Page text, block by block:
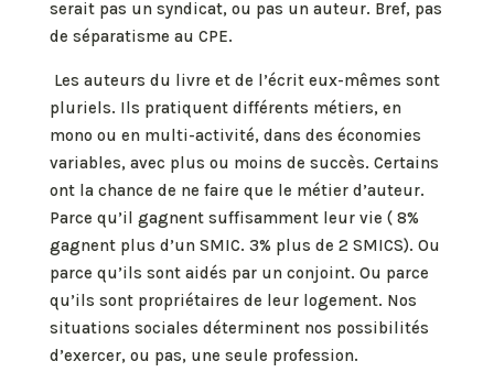
serait pas un syndicat, ou pas un auteur. Bref, pas
de séparatisme au CPE.
Les auteurs du livre et de l’écrit eux-mêmes sont
pluriels. Ils pratiquent différents métiers, en
mono ou en multi-activité, dans des économies
variables, avec plus ou moins de succès. Certains
ont la chance de ne faire que le métier d’auteur.
Parce qu’il gagnent suffisamment leur vie ( 8%
gagnent plus d’un SMIC. 3% plus de 2 SMICS). Ou
parce qu’ils sont aidés par un conjoint. Ou parce
qu’ils sont propriétaires de leur logement. Nos
situations sociales déterminent nos possibilités
d’exercer, ou pas, une seule profession.